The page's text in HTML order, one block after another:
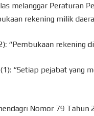
melanggar Peraturan
rekening milik
“Pembukaan rekening
“Setiap pejabat yang
Nomor 79 Tahun